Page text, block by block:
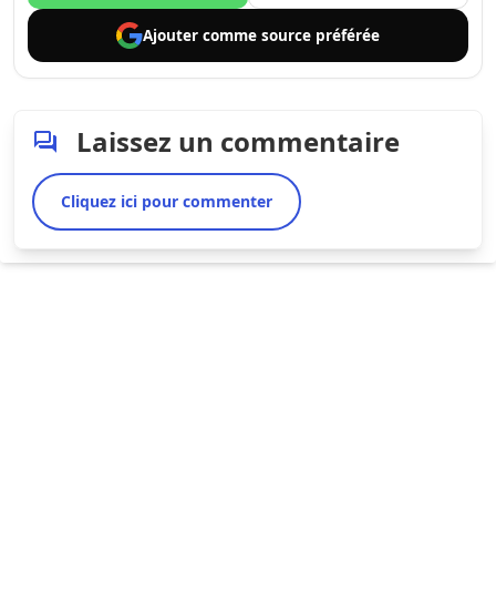
Ajouter comme source préférée
Laissez un commentaire
Cliquez ici pour commenter